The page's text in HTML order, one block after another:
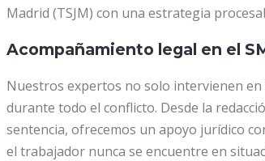
Madrid (TSJM) con una estrategia
Acompañamiento legal en el
Nuestros expertos no solo intervienen
durante todo el conflicto. Desde la
sentencia, ofrecemos un apoyo jurídico
el trabajador nunca se encuentre en